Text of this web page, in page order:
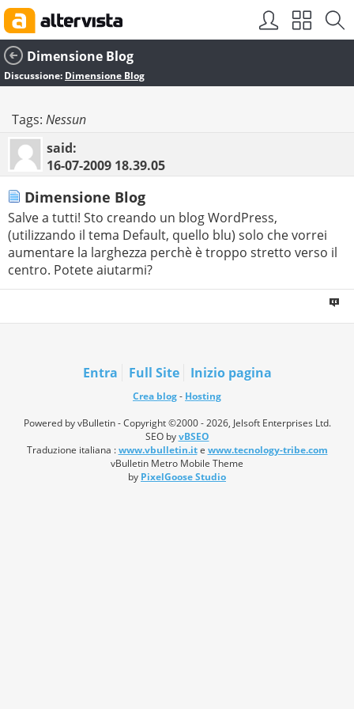
Dimensione Blog
Discussione: Dimensione Blog
Tags: Nessun
said:
16-07-2009 18.39.05
Dimensione Blog
Salve a tutti! Sto creando un blog WordPress,
(utilizzando il tema Default, quello blu) solo che vorrei
aumentare la larghezza perchè è troppo stretto verso il
centro. Potete aiutarmi?
Entra Full Site Inizio pagina
Crea blog- Hosting
Powered by vBulletin - Copyright ©2000 - 2026, Jelsoft Enterprises Ltd.
SEO byvBSEO
Traduzione italiana :www.vbulletin.ite www.tecnology-tribe.com
vBulletin Metro Mobile Theme
by PixelGoose Studio